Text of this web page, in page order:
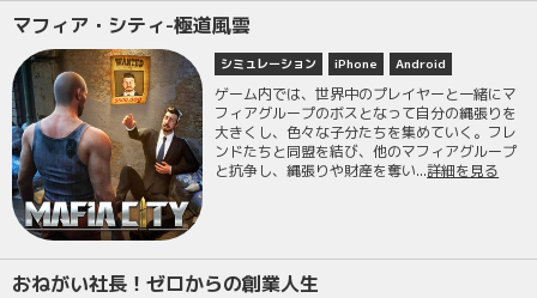
マフィア・シティ-極道風雲
シミュレーション iPhone Android
ゲーム内では、世界中のプレイヤーと一緒にマ
フィアグループのボスとなって自分の縄張りを
大きくし、色々な子分たちを集めていく。フレ
ンドたちと同盟を結び、他のマフィアグループ
と抗争し、縄張りや財産を奪い...詳細を見る
おねがい社長！ゼロからの創業人生